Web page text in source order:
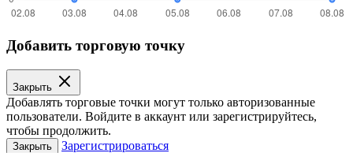
Добавить торговую точку
Закрыть
Добавлять торговые точки могут только авторизованные
пользователи. Войдите в аккаунт или зарегистрируйтесь,
чтобы продолжить.
Закрыть Зарегистрироваться